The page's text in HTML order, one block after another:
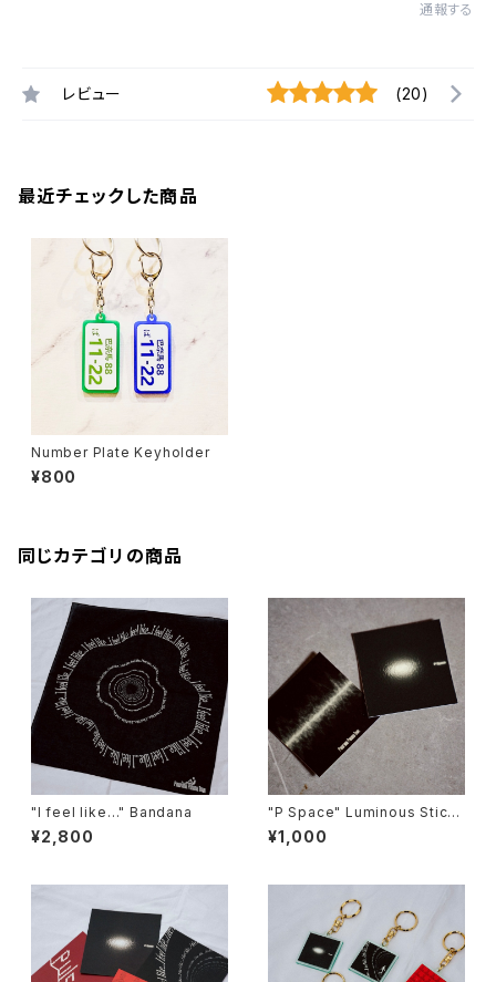
通報する
レビュー (20)
最近チェックした商品
Number Plate Keyholder
¥800
同じカテゴリの商品
"I feel like…" Bandana
¥2,800
"P Space" Luminous Stick
er Set
¥1,000